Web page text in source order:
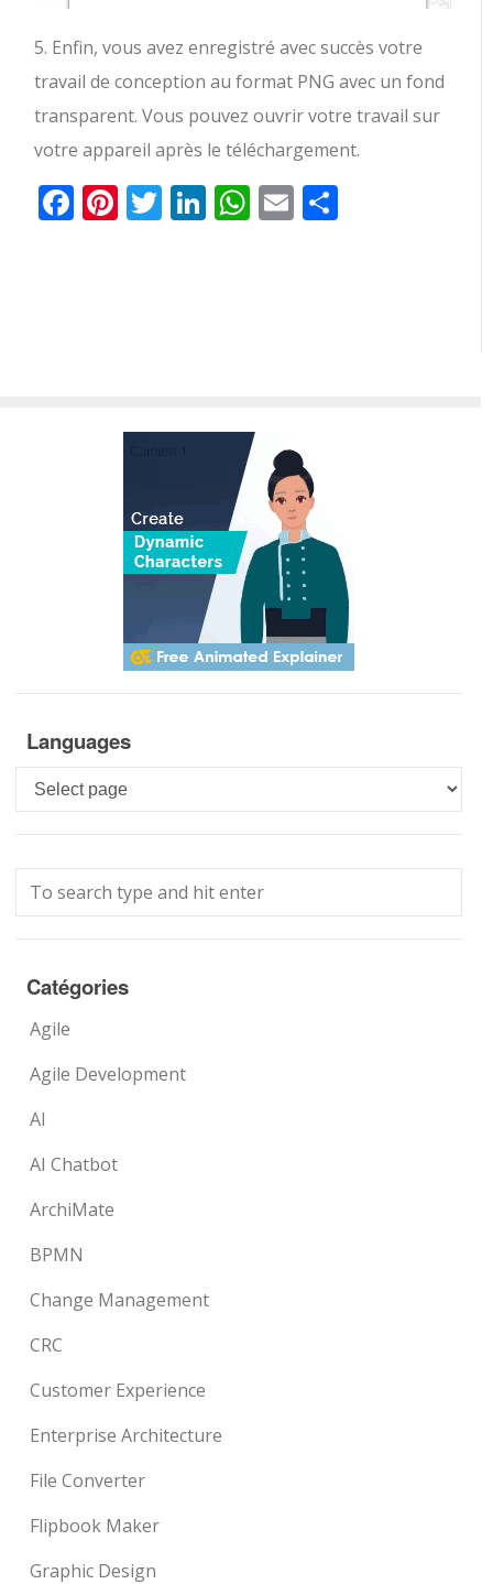
5. Enfin, vous avez enregistré avec succès votre
travail de conception au format PNG avec un fond
transparent. Vous pouvez ouvrir votre travail sur
votre appareil après le téléchargement.
Facebook
Pinterest
Twitter
LinkedIn
WhatsApp
Email
Languages
Languages
Catégories
Agile
Agile Development
AI
AI Chatbot
ArchiMate
BPMN
Change Management
CRC
Customer Experience
Enterprise Architecture
File Converter
Flipbook Maker
Graphic Design